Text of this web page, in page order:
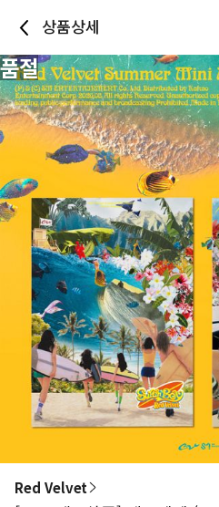
상품상세
품절
Red Velvet